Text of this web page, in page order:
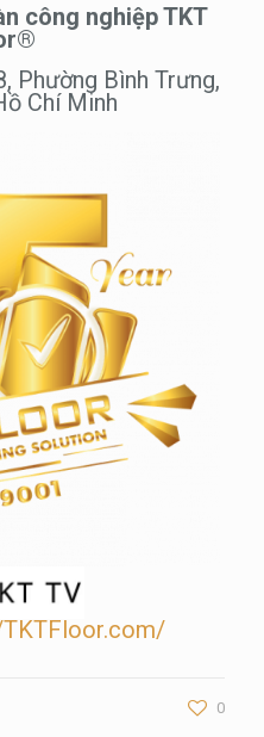
công nghiệp TKT
Phường Bình Trưng,
Chí Minh
0